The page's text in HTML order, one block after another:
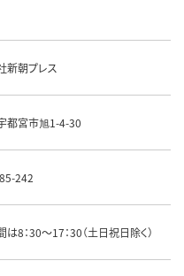
新朝プレス
都宮市旭1-4-30
242
8：30～17：30（土日祝日除く）